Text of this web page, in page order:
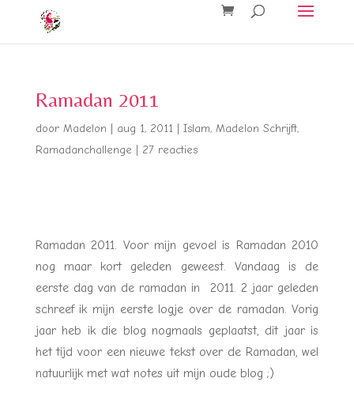
Ramadan 2011
door Madelon aug 1, 2011| Islam, Madelon Schrijft,
Ramadanchallenge
27 reacties
Ramadan 2011. Voor mijn gevoel is Ramadan 2010
nog maar kort geleden geweest. Vandaag is de
eerste dag van de ramadan in 2011. 2 jaar geleden
schreef ik mijn eerste logje over de ramadan. Vorig
jaar heb ik die blog nogmaals geplaatst, dit jaar is
het tijd voor een nieuwe tekst over de Ramadan, wel
natuurlijk met wat notes uit mijn oude blog ;)